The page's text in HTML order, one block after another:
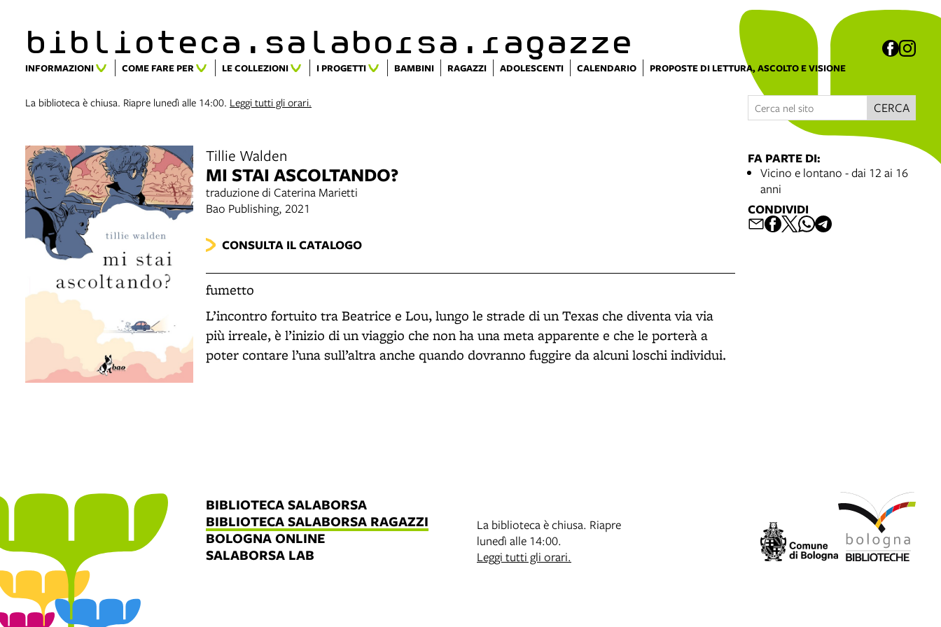
biblioteca.​salaborsa.ragazze
INFORMAZIONI COME FARE PER LE COLLEZIONI I PROGETTI BAMBINI RAGAZZI ADOLESCENTI CALENDARIO PROPOSTE DI LETTURA, ASCOLTO E VISIONE
La biblioteca è chiusa. Riapre lunedì alle 14:00. Leggi tutti gli orari. CERCA
Tillie Walden
MI STAI ASCOLTANDO?
traduzione di Caterina Marietti
Bao Publishing, 2021
CONSULTA IL CATALOGO
fumetto
L’incontro fortuito tra Beatrice e Lou, lungo le strade di un Texas che diventa via via
più irreale, è l’inizio di un viaggio che non ha una meta apparente e che le porterà a
poter contare l’una sull’altra anche quando dovranno fuggire da alcuni loschi individui.
FA PARTE DI:
Vicino e lontano - dai 12 ai 16
anni
CONDIVIDI
BIBLIOTECA SALABORSA
BIBLIOTECA SALABORSA RAGAZZI
BOLOGNA ONLINE
SALABORSA LAB
La biblioteca è chiusa. Riapre
lunedì alle 14:00.
Leggi tutti gli orari.